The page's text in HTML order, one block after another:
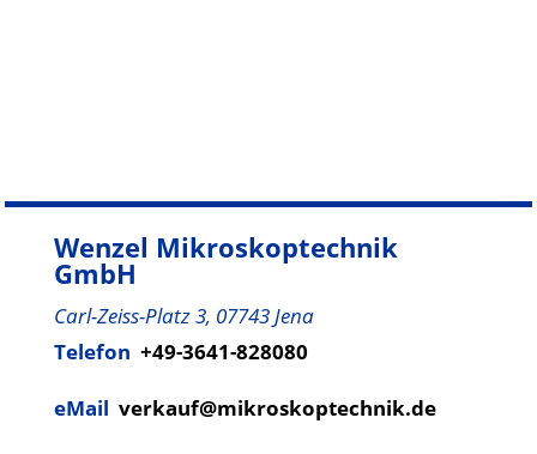
Wenzel Mikroskoptechnik
GmbH
Carl-Zeiss-Platz 3, 07743 Jena
Telefon +49-3641-828080
eMail verkauf@mikroskoptechnik.de